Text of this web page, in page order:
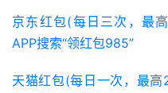
京东红包(每日三次，最
APP搜索“领红包985”
天猫红包(每日一次，最